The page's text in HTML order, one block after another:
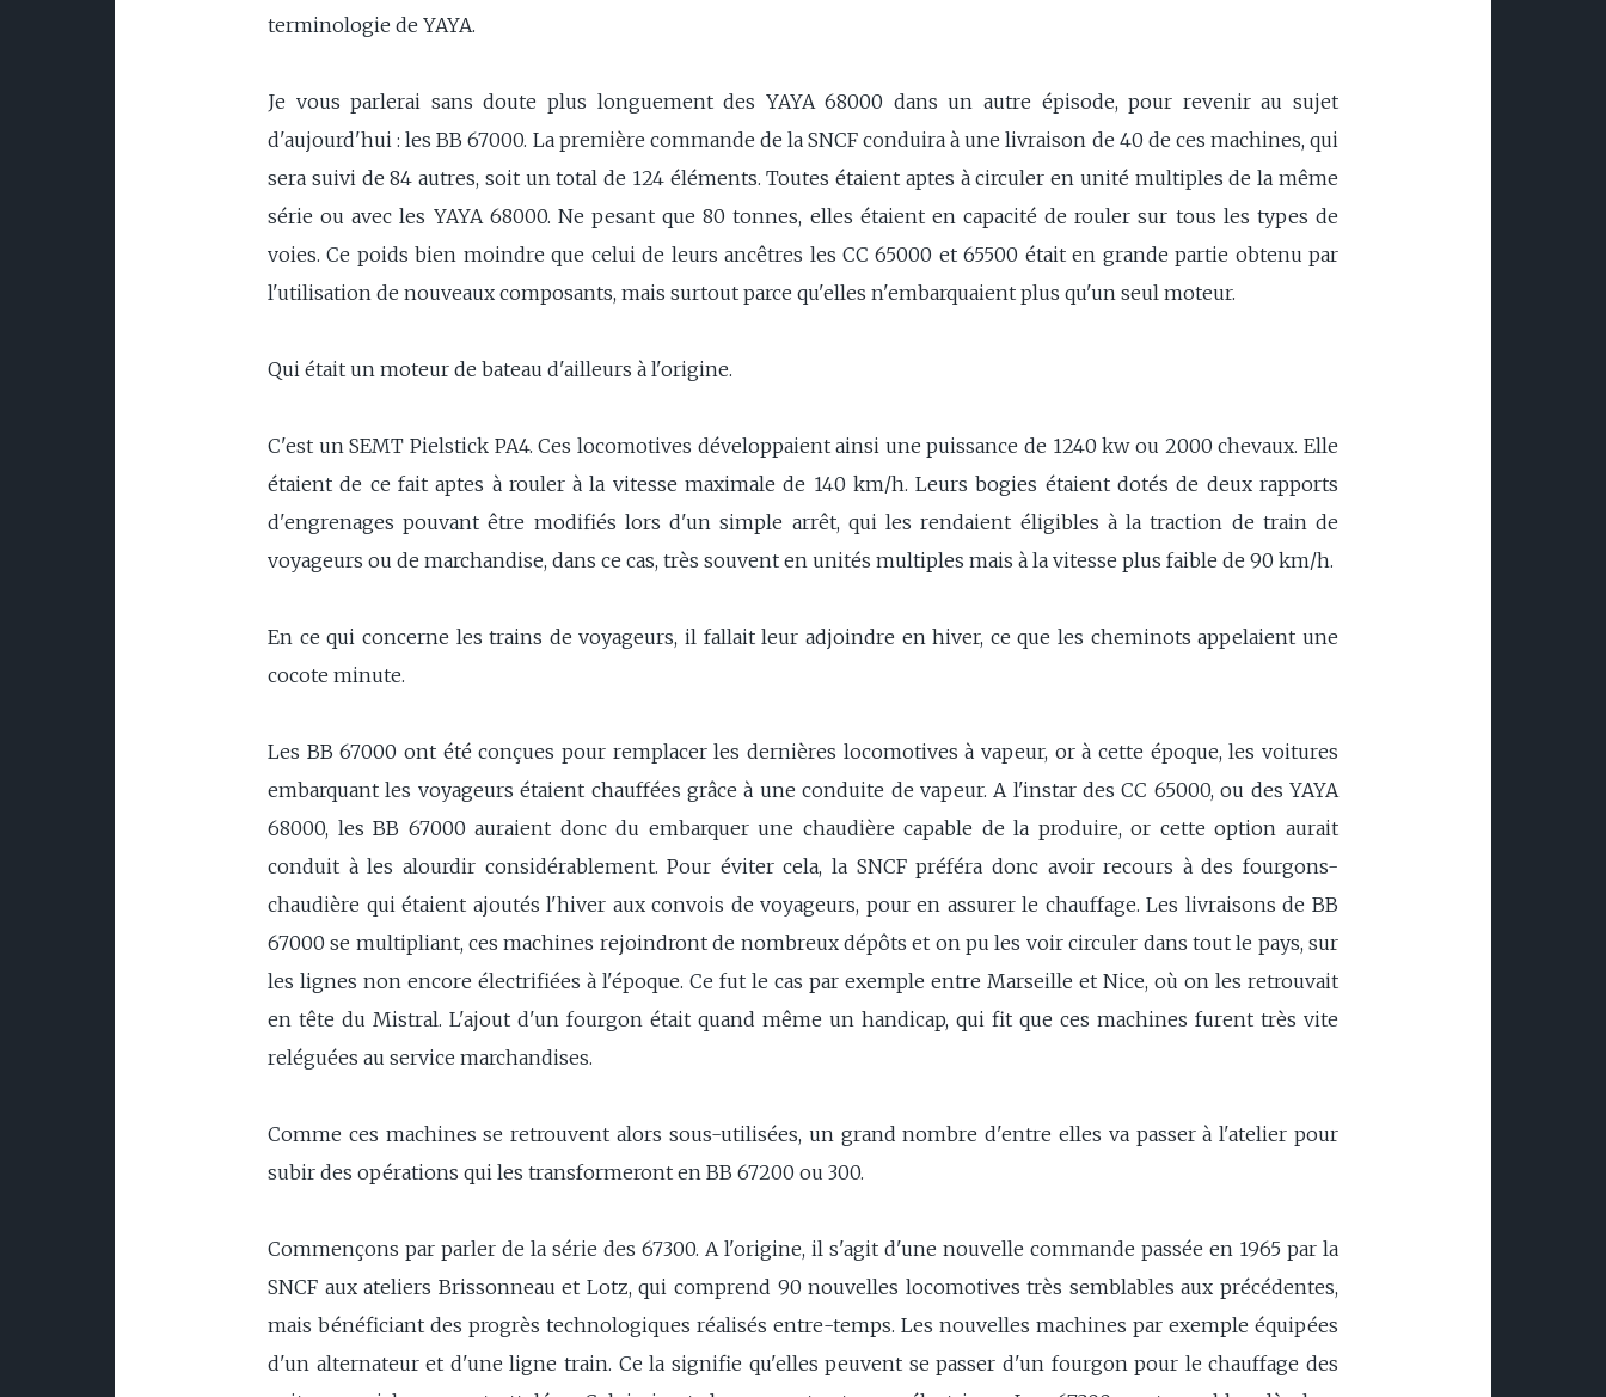
terminologie de YAYA.
Je vous parlerai sans doute plus longuement des YAYA 68000 dans un autre épisode, pour revenir au sujet
d'aujourd'hui : les BB 67000. La première commande de la SNCF conduira à une livraison de 40 de ces machines, qui
sera suivi de 84 autres, soit un total de 124 éléments. Toutes étaient aptes à circuler en unité multiples de la même
série ou avec les YAYA 68000. Ne pesant que 80 tonnes, elles étaient en capacité de rouler sur tous les types de
voies. Ce poids bien moindre que celui de leurs ancêtres les CC 65000 et 65500 était en grande partie obtenu par
l'utilisation de nouveaux composants, mais surtout parce qu'elles n'embarquaient plus qu'un seul moteur.
Qui était un moteur de bateau d'ailleurs à l'origine.
C'est un SEMT Pielstick PA4. Ces locomotives développaient ainsi une puissance de 1240 kw ou 2000 chevaux. Elle
étaient de ce fait aptes à rouler à la vitesse maximale de 140 km/h. Leurs bogies étaient dotés de deux rapports
d'engrenages pouvant être modifiés lors d'un simple arrêt, qui les rendaient éligibles à la traction de train de
voyageurs ou de marchandise, dans ce cas, très souvent en unités multiples mais à la vitesse plus faible de 90 km/h.
En ce qui concerne les trains de voyageurs, il fallait leur adjoindre en hiver, ce que les cheminots appelaient une
cocote minute.
Les BB 67000 ont été conçues pour remplacer les dernières locomotives à vapeur, or à cette époque, les voitures
embarquant les voyageurs étaient chauffées grâce à une conduite de vapeur. A l'instar des CC 65000, ou des YAYA
68000, les BB 67000 auraient donc du embarquer une chaudière capable de la produire, or cette option aurait
conduit à les alourdir considérablement. Pour éviter cela, la SNCF préféra donc avoir recours à des fourgons-
chaudière qui étaient ajoutés l'hiver aux convois de voyageurs, pour en assurer le chauffage. Les livraisons de BB
67000 se multipliant, ces machines rejoindront de nombreux dépôts et on pu les voir circuler dans tout le pays, sur
les lignes non encore électrifiées à l'époque. Ce fut le cas par exemple entre Marseille et Nice, où on les retrouvait
en tête du Mistral. L'ajout d'un fourgon était quand même un handicap, qui fit que ces machines furent très vite
reléguées au service marchandises.
Comme ces machines se retrouvent alors sous-utilisées, un grand nombre d'entre elles va passer à l'atelier pour
subir des opérations qui les transformeront en BB 67200 ou 300.
Commençons par parler de la série des 67300. A l'origine, il s'agit d'une nouvelle commande passée en 1965 par la
SNCF aux ateliers Brissonneau et Lotz, qui comprend 90 nouvelles locomotives très semblables aux précédentes,
mais bénéficiant des progrès technologiques réalisés entre-temps. Les nouvelles machines par exemple équipées
d'un alternateur et d'une ligne train. Ce la signifie qu'elles peuvent se passer d'un fourgon pour le chauffage des